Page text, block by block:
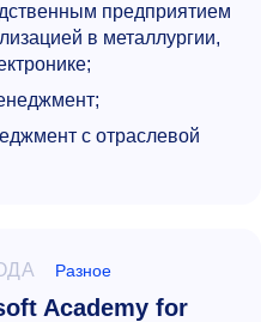
предприятием
в металлургии,
с отраслевой
Разное
Academy for